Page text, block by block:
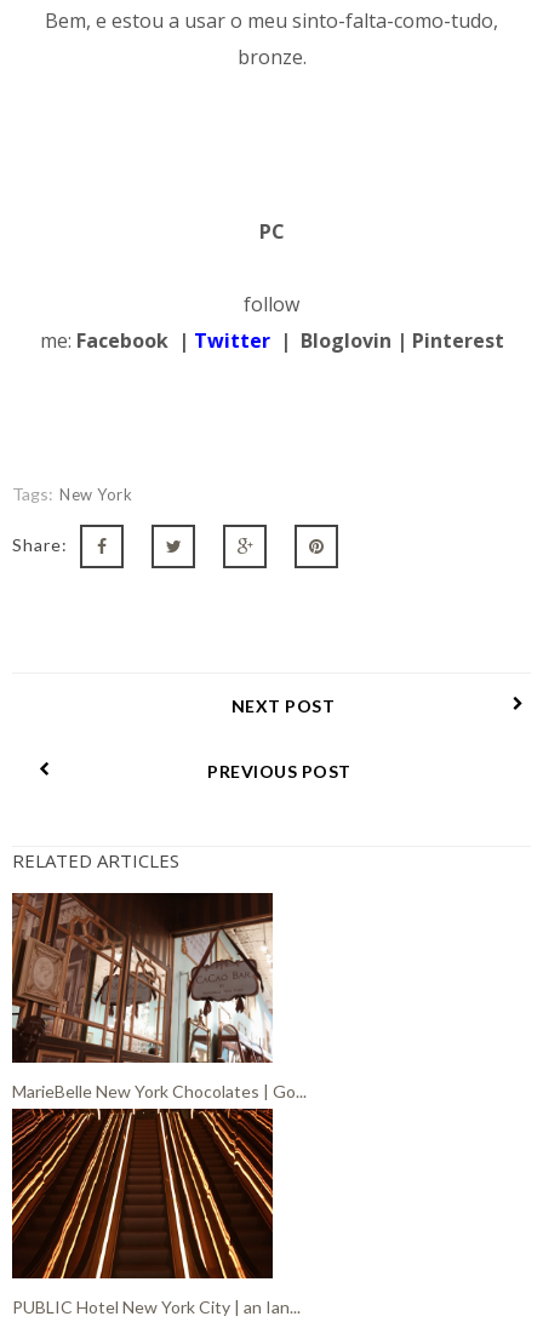
Bem, e estou a usar o meu sinto-falta-como-tudo,
bronze.
PC
follow
me: Facebook | Twitter | Bloglovin | Pinterest
Tags: New York
Share:
NEXT POST
PREVIOUS POST
RELATED ARTICLES
MarieBelle New York Chocolates | Go...
PUBLIC Hotel New York City | an Ian...